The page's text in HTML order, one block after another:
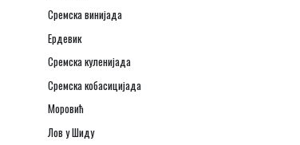
Сремска винијада
Ердевик
Сремска куленијада
Сремска кобасицијада
Моровић
Лов у Шиду